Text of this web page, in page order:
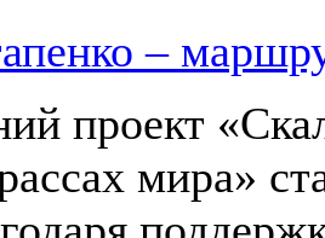
–
проект
мира»